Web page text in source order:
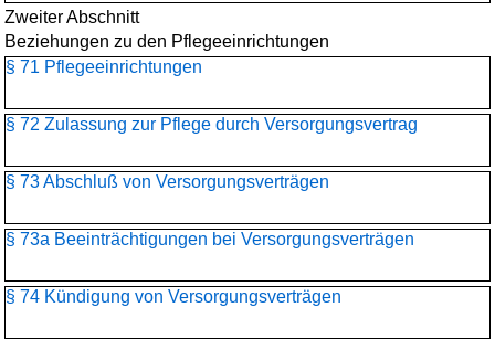
Zweiter Abschnitt
Beziehungen zu den Pflegeeinrichtungen
§ 71 Pflegeeinrichtungen
§ 72 Zulassung zur Pflege durch Versorgungsvertrag
§ 73 Abschluß von Versorgungsverträgen
§ 73a Beeinträchtigungen bei Versorgungsverträgen
§ 74 Kündigung von Versorgungsverträgen